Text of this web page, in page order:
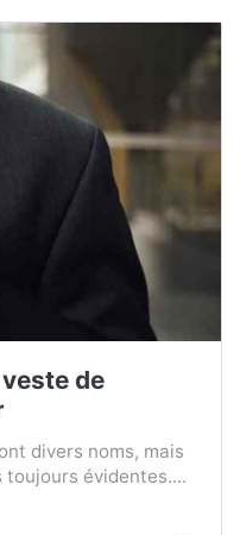
de
divers noms, mais
évidentes....